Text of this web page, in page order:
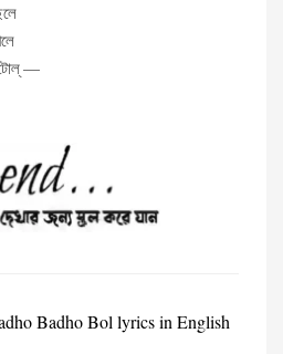
টোল্ —
Badho Bol lyrics in English